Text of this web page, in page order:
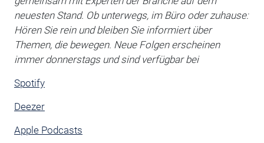
neuesten Stand. Ob unterwegs, im Büro oder zuhause:
Hören Sie rein und bleiben Sie informiert über
Themen, die bewegen. Neue Folgen erscheinen
immer donnerstags und sind verfügbar bei
Spotify
Deezer
Apple Podcasts